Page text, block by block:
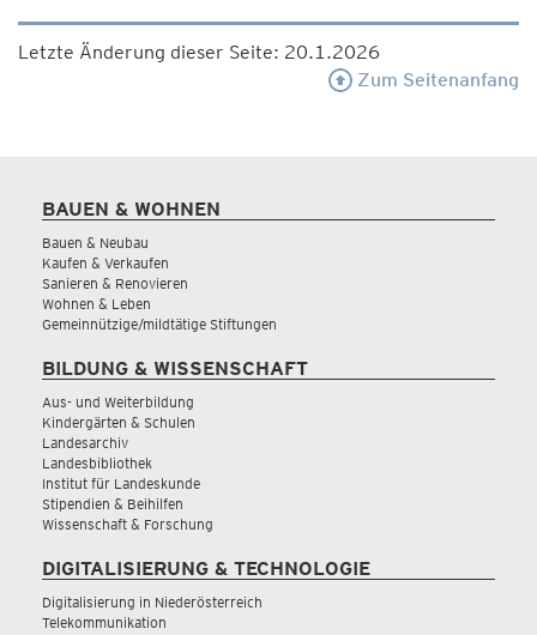
Letzte Änderung dieser Seite: 20.1.2026
Zum Seitenanfang
BAUEN & WOHNEN
Bauen & Neubau
Kaufen & Verkaufen
Sanieren & Renovieren
Wohnen & Leben
Gemeinnützige/mildtätige Stiftungen
BILDUNG & WISSENSCHAFT
Aus- und Weiterbildung
Kindergärten & Schulen
Landesarchiv
Landesbibliothek
Institut für Landeskunde
Stipendien & Beihilfen
Wissenschaft & Forschung
DIGITALISIERUNG & TECHNOLOGIE
Digitalisierung in Niederösterreich
Telekommunikation